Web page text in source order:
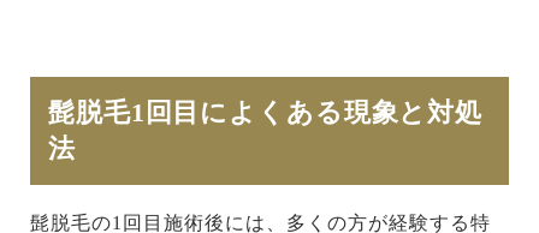
髭脱毛1回目によくある現象と対処
法
髭脱毛の1回目施術後には、多くの方が経験する特